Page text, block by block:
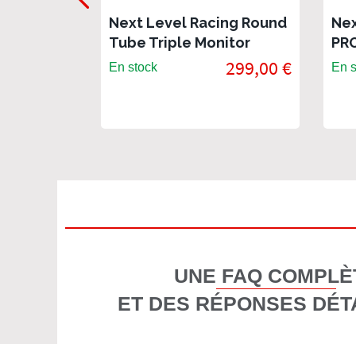
Next Level Racing Round
Tube Triple Monitor
Stand
En stock 299,00 € En
UNE FAQ
ET DES RÉPONSES